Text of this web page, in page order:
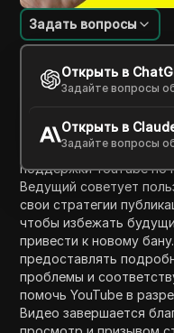
Введение в
Задать вопросы
Открыть в
Задайте вопросы
Открыть в
Задайте вопросы
В этом учебном
снятию теневого бана
важность соблюдения
сообщества YouTube,
проверку
поддержки YouTube по
Ведущий советует
свои стратегии
чтобы избежать
привести к новому
предоставлять
проблемы и
помочь YouTube в
Видео завершается